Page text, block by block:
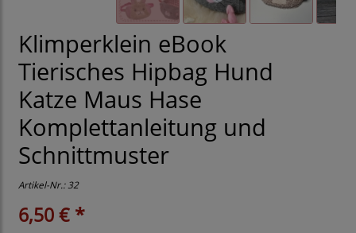
Klimperklein eBook
Tierisches Hipbag Hund
Katze Maus Hase
Komplettanleitung und
Schnittmuster
Artikel-Nr.:32
6,50 € *